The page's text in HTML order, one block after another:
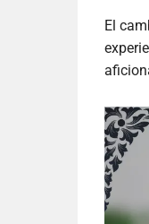
El